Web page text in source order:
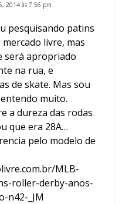
2014 às 7:56 pm
pesquisando patins
livre, mas
será apropriado
na rua, e
de skate. Mas sou
muito.
a dureza das rodas
que era 28A…
pelo modelo de
MLB-
roller-derby-anos-
n42-_JM